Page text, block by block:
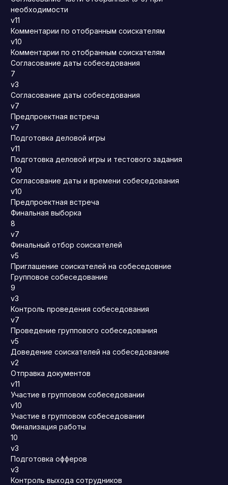
необходимости
v11
Комментарии по отобранным соискателям
v10
Комментарии по отобранным соискателям
Согласование даты собеседования
7
v3
Согласование даты собеседования
v7
Предпроектная встреча
v7
Подготовка деловой игры
v11
Подготовка деловой игры и тестового задания
v10
Согласование даты и времени собеседования
v10
Предпроектная встреча
Финальная выборка
8
v7
Финальный отбор соискателей
v5
Приглашение соискателей на собеседовние
Групповое собеседование
9
v3
Контроль проведения собеседования
v7
Проведение группового собеседования
v5
Доведение соискателей на собеседование
v2
Отправка документов
v11
Участие в групповом собеседовании
v10
Участие в групповом собеседовании
Финализация работы
10
v3
Подготовка офферов
v3
Контроль выхода сотрудников